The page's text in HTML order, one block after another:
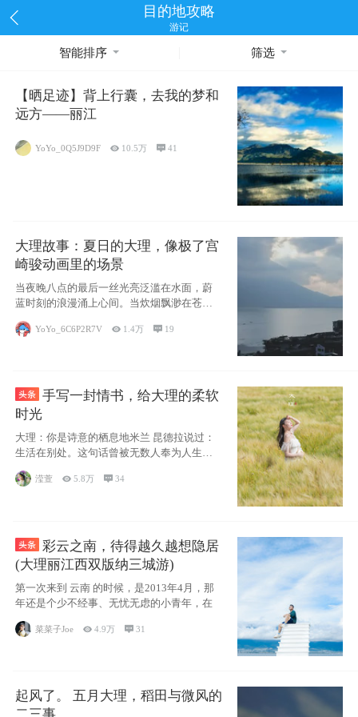
目的地攻略
游记
智能排序 筛选
【晒足迹】背上行囊，去我的梦和
远方——丽江
YoYo_0Q5J9D9F  10.5万 41
大理故事：夏日的大理，像极了宫
崎骏动画里的场景
当夜晚八点的最后一丝光亮泛滥在水面，蔚
蓝时刻的浪漫涌上心间。当炊烟飘渺在苍山
YoYo_6C6P2R7V  1.4万  19
手写一封情书，给大理的柔软
时光
大理：你是诗意的栖息地米兰 昆德拉说过：
生活在别处。这句话曾被无数人奉为人生信
条，并
滢萱 5.8万 34
彩云之南，待得越久越想隐居
(大理丽江西双版纳三城游)
第一次来到 云南 的时候，是2013年4月，那
年还是个少不经事、无忧无虑的小青年，在
菜菜子Joe 4.9万  31
起风了。 五月大理，稻田与微风的